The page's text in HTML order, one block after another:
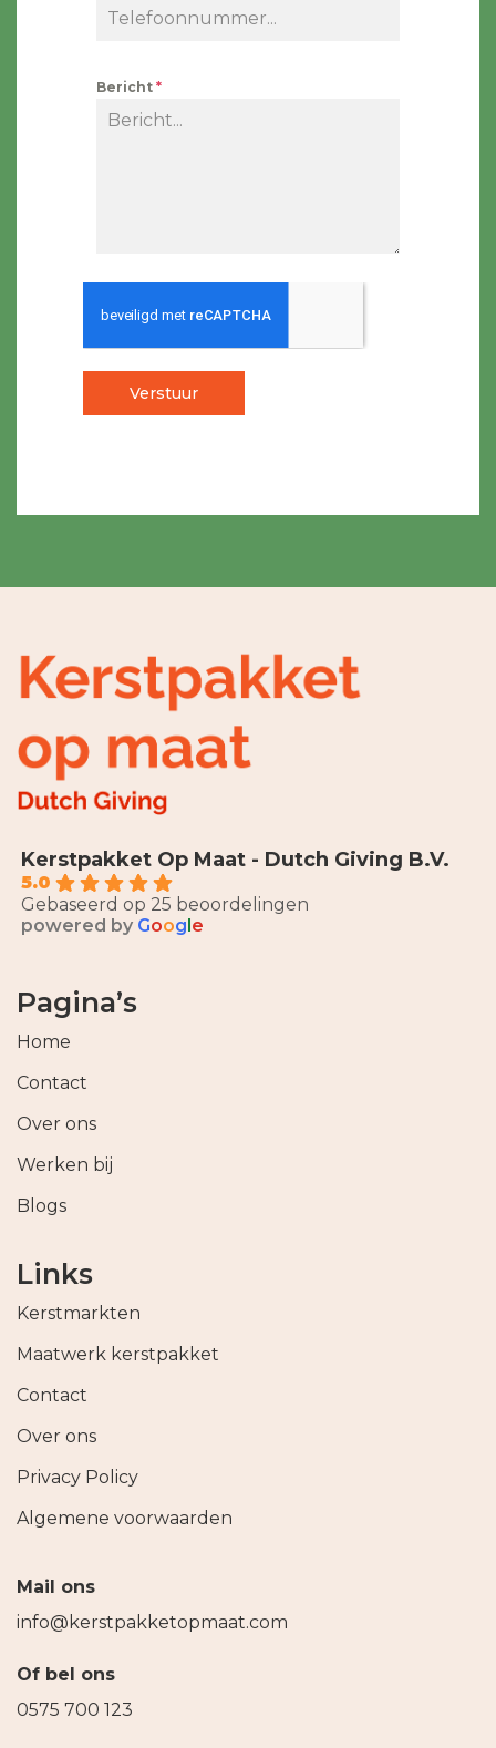
Bericht *
Verstuur
Kerstpakket Op Maat - Dutch Giving B.V.
5.0
Gebaseerd op 25 beoordelingen
powered by Google
Pagina’s
Home
Contact
Over ons
Werken bij
Blogs
Links
Kerstmarkten
Maatwerk kerstpakket
Contact
Over ons
Privacy Policy
Algemene voorwaarden
Mail ons
info@kerstpakketopmaat.com
Of bel ons
0575 700 123